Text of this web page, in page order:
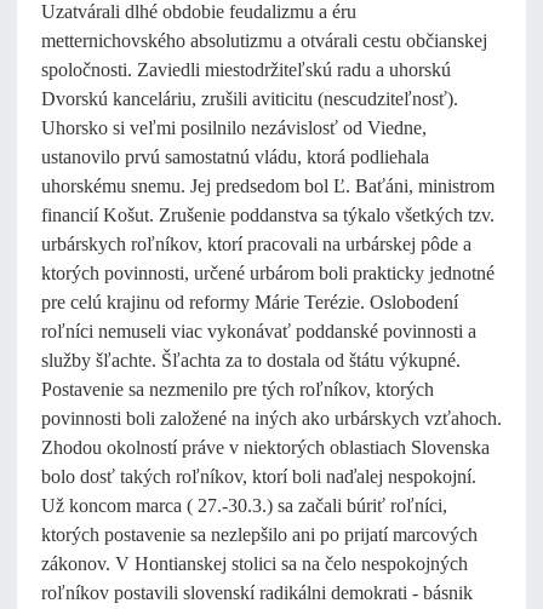
Uzatvárali dlhé obdobie feudalizmu a éru
metternichovského absolutizmu a otvárali cestu občianskej
spoločnosti. Zaviedli miestodržiteľskú radu a uhorskú
Dvorskú kanceláriu, zrušili aviticitu (nescudziteľnosť).
Uhorsko si veľmi posilnilo nezávislosť od Viedne,
ustanovilo prvú samostatnú vládu, ktorá podliehala
uhorskému snemu. Jej predsedom bol Ľ. Baťáni, ministrom
financií Košut. Zrušenie poddanstva sa týkalo všetkých tzv.
urbárskych roľníkov, ktorí pracovali na urbárskej pôde a
ktorých povinnosti, určené urbárom boli prakticky jednotné
pre celú krajinu od reformy Márie Terézie. Oslobodení
roľníci nemuseli viac vykonávať poddanské povinnosti a
služby šľachte. Šľachta za to dostala od štátu výkupné.
Postavenie sa nezmenilo pre tých roľníkov, ktorých
povinnosti boli založené na iných ako urbárskych vzťahoch.
Zhodou okolností práve v niektorých oblastiach Slovenska
bolo dosť takých roľníkov, ktorí boli naďalej nespokojní.
Už koncom marca ( 27.-30.3.) sa začali búriť roľníci,
ktorých postavenie sa nezlepšilo ani po prijatí marcových
zákonov. V Hontianskej stolici sa na čelo nespokojných
roľníkov postavili slovenskí radikálni demokrati - básnik